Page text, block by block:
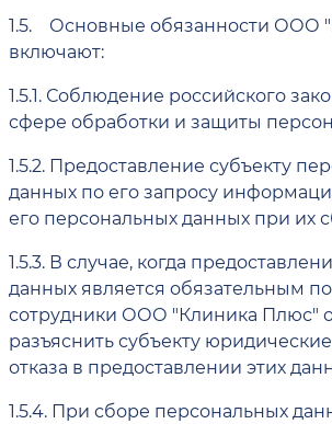
1.5.
Основные обязанности ООО
включают:
1.5.1. Соблюдение российского
сфере обработки и защиты
1.5.2. Предоставление субъекту
данных по его запросу
его персональных данных при их
1.5.3. В случае, когда
данных является обязательным по
сотрудники ООО "Клиника Плюс"
разъяснить субъекту
отказа в предоставлении этих
1.5.4. При сборе персональных